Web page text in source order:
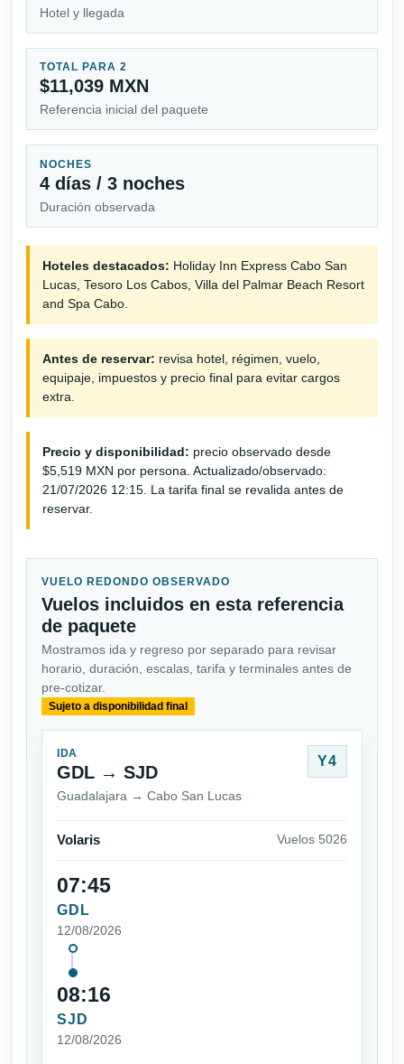
Hotel y llegada
TOTAL PARA 2
$11,039 MXN
Referencia inicial del paquete
NOCHES
4 días / 3 noches
Duración observada
Hoteles destacados: Holiday Inn Express Cabo San
Lucas, Tesoro Los Cabos, Villa del Palmar Beach Resort
and Spa Cabo.
Antes de reservar: revisa hotel, régimen, vuelo,
equipaje, impuestos y precio final para evitar cargos
extra.
Precio y disponibilidad: precio observado desde
$5,519 MXN por persona. Actualizado/observado:
21/07/2026 12:15. La tarifa final se revalida antes de
reservar.
VUELO REDONDO OBSERVADO
Vuelos incluidos en esta referencia
de paquete
Mostramos ida y regreso por separado para revisar
horario, duración, escalas, tarifa y terminales antes de
pre-cotizar.
Sujeto a disponibilidad final
IDA
GDL → SJD
Guadalajara → Cabo San Lucas
Y4
Volaris Vuelos 5026
07:45
GDL
12/08/2026
08:16
SJD
12/08/2026